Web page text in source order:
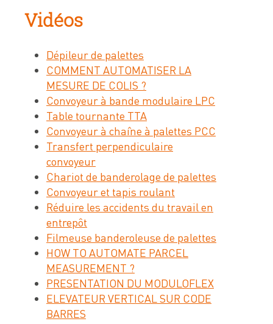
Vidéos
Dépileur de palettes
COMMENT AUTOMATISER LA
MESURE DE COLIS ?
Convoyeur à bande modulaire LPC
Table tournante TTA
Convoyeur à chaîne à palettes PCC
Transfert perpendiculaire
convoyeur
Chariot de banderolage de palettes
Convoyeur et tapis roulant
Réduire les accidents du travail en
entrepôt
Filmeuse banderoleuse de palettes
HOW TO AUTOMATE PARCEL
MEASUREMENT ?
PRESENTATION DU MODULOFLEX
ELEVATEUR VERTICAL SUR CODE
BARRES